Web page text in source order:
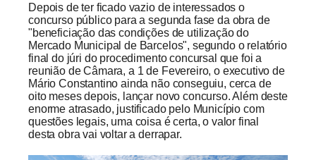
Depois de ter ficado vazio de interessados o
concurso público para a segunda fase da obra de
"beneficiação das condições de utilização do
Mercado Municipal de Barcelos", segundo o relatório
final do júri do procedimento concursal que foi a
reunião de Câmara, a 1 de Fevereiro, o executivo de
Mário Constantino ainda não conseguiu, cerca de
oito meses depois, lançar novo concurso. Além deste
enorme atrasado, justificado pelo Município com
questões legais, uma coisa é certa, o valor final
desta obra vai voltar a derrapar.